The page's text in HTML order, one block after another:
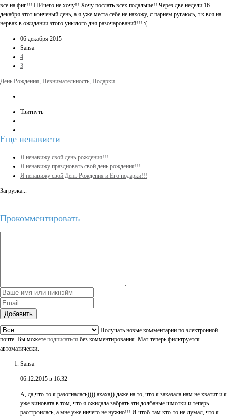
все на фиг!!! НИчего не хочу!! Хочу послать всех подальше!! Через две недели 16
декабря этот конченый день, а я уже места себе не нахожу, с парнем ругаюсь, т.к вся на
нервах в ожидании этого унылого дня разочарований!!! :(
06 декабря 2015
Sansa
4
3
День Рождения, Невнимательность, Подарки
Твитнуть
Еще ненависти
Я ненавижу свой день рождения!!!
Я ненавижу праздновать свой день рождения!!!
Я ненавижу свой День Рождения и Его подарки!!!
Загрузка...
Прокомментировать
Добавить
Получать новые комментарии по электронной
почте. Вы можете подписаться без комментирования. Мат теперь фильтруется
автоматически.
Sansa
06.12.2015 в 16:32
А, да,что-то я разогналась)))) ахаха)) даже на то, что я заказала нам не хватит и я
уже виновата в том, что я ожидала забрать эти долбаные шмотки и теперь
расстроилась, а мне уже ничего не нужно!!! И чтоб там кто-то не думал, что я